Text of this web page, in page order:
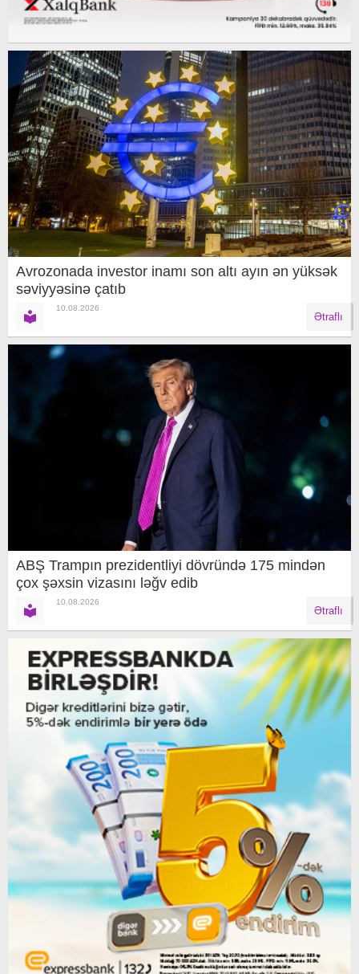
Avrozonada investor inamı son altı ayın ən yüksək
səviyyəsinə çatıb
10.08.2026
Ətraflı
ABŞ Trampın prezidentliyi dövründə 175 mindən
çox şəxsin vizasını ləğv edib
10.08.2026
Ətraflı